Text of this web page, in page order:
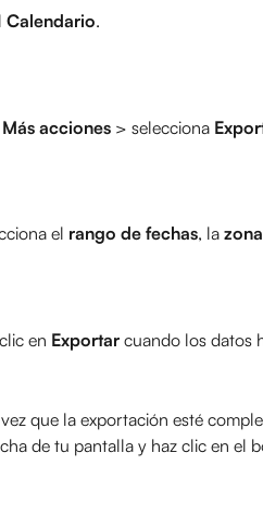
Calendario.
Más acciones > selecciona
el rango de fechas, la
en Exportar cuando los datos
que la exportación esté
de tu pantalla y haz clic en el